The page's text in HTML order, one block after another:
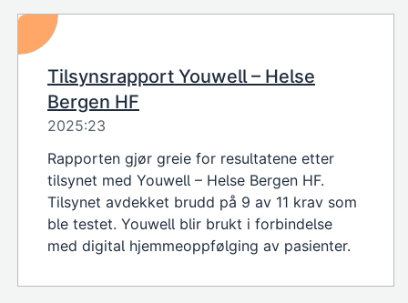
Tilsynsrapport Youwell – Helse
Bergen HF
2025:23
Rapporten gjør greie for resultatene etter
tilsynet med Youwell – Helse Bergen HF.
Tilsynet avdekket brudd på 9 av 11 krav som
ble testet. Youwell blir brukt i forbindelse
med digital hjemmeoppfølging av pasienter.